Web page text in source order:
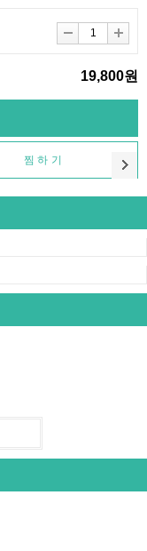
19,800원
찜하기